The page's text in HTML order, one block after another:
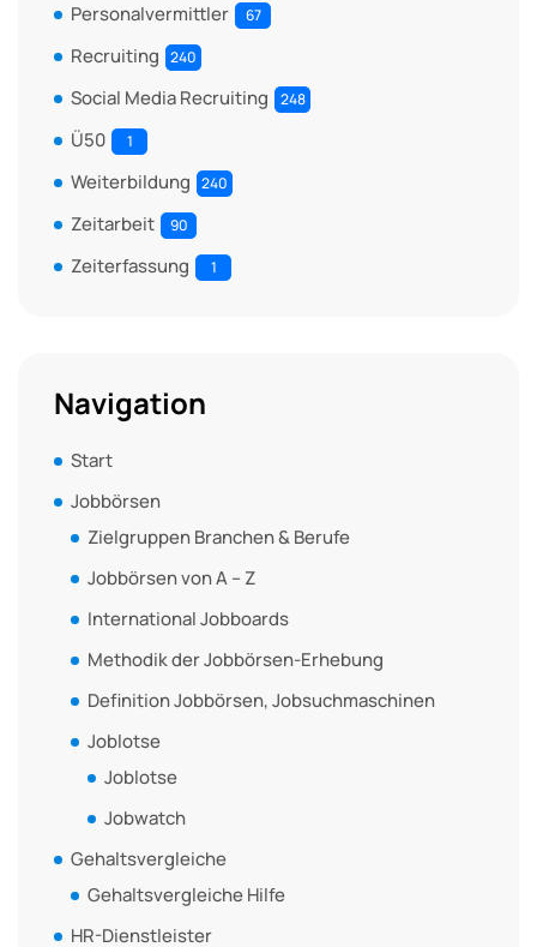
Personalvermittler 67
Recruiting 240
Social Media Recruiting 248
Ü50 1
Weiterbildung 240
Zeitarbeit 90
Zeiterfassung 1
Navigation
Start
Jobbörsen
Zielgruppen Branchen & Berufe
Jobbörsen von A – Z
International Jobboards
Methodik der Jobbörsen-Erhebung
Definition Jobbörsen, Jobsuchmaschinen
Joblotse
Joblotse
Jobwatch
Gehaltsvergleiche
Gehaltsvergleiche Hilfe
HR-Dienstleister